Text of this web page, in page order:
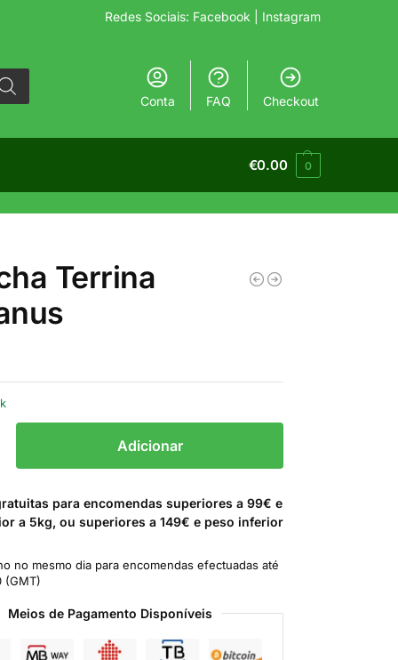
Redes Sociais: Facebook | Instagram
Conta FAQ Checkout
€0.00 0
Terrina
Adicionar
para encomendas superiores a 99€ e
a 5kg, ou superiores a 149€ e peso inferior
no mesmo dia para encomendas efectuadas até
(GMT)
Meios de Pagamento Disponíveis